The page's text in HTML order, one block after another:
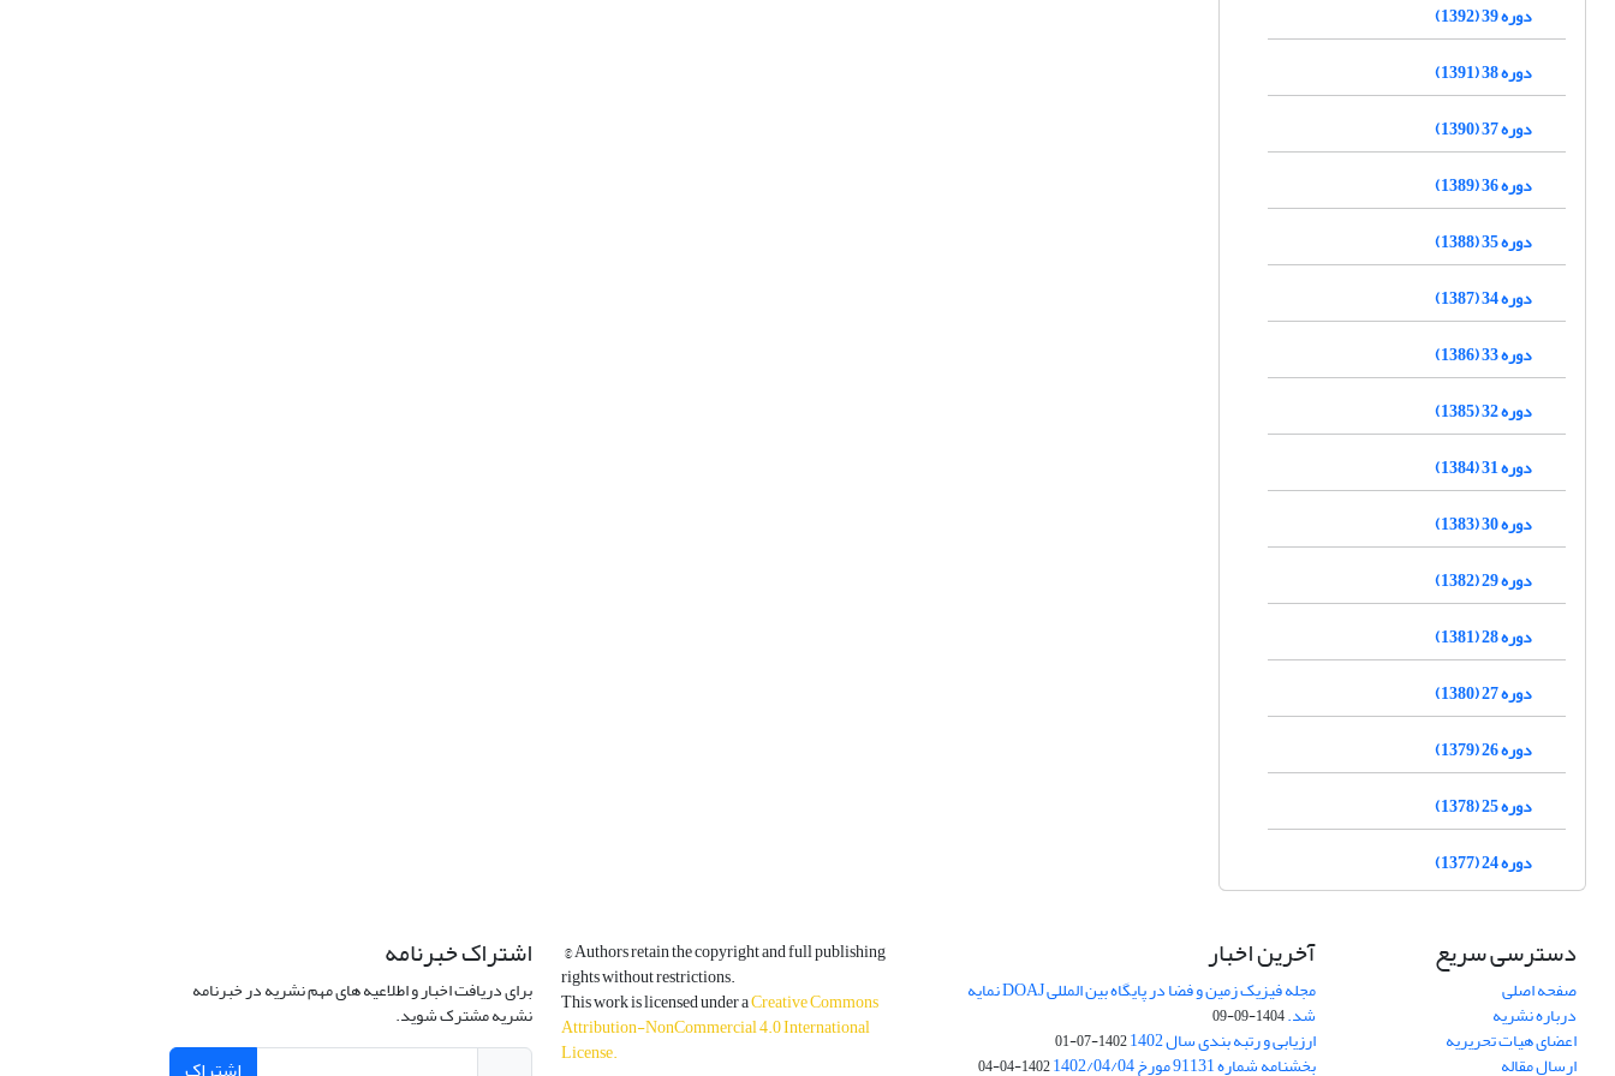
دوره 39 (1392)
دوره 38 (1391)
دوره 37 (1390)
دوره 36 (1389)
دوره 35 (1388)
دوره 34 (1387)
دوره 33 (1386)
دوره 32 (1385)
دوره 31 (1384)
دوره 30 (1383)
دوره 29 (1382)
دوره 28 (1381)
دوره 27 (1380)
دوره 26 (1379)
دوره 25 (1378)
دوره 24 (1377)
دسترسی سریع
صفحه اصلی
درباره نشریه
اعضای هیات تحریریه
ارسال مقاله
آخرین اخبار
مجله فیزیک زمین و فضا در پایگاه بین المللی DOAJ نمایه
شد.1404-09-09
ارزیابی و رتبه بندی سال 1402 1402-07-01
بخشنامه شماره 91131 مورخ 1402/04/04 1402-04-04
© Authors retain the copyright and full publishing
rights without restrictions.
This work is licensed under aCreative Commons
Attribution-NonCommercial 4.0 International
License.
اشتراک خبرنامه
برای دریافت اخبار و اطلاعیه های مهم نشریه در خبرنامه
نشریه مشترک شوید.